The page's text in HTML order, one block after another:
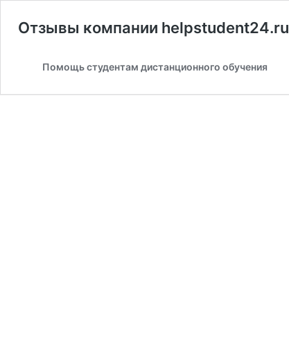
Отзывы компании helpstudent24.ru
Помощь студентам дистанционного обучения